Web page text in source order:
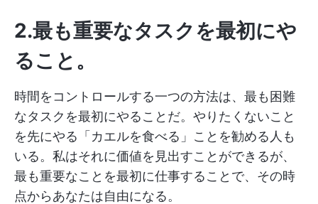
2.最も重要なタスクを最初にや
ること 。
時間をコントロールする一つの方法は、最も困難
なタスクを最初にやることだ。やりたくないこと
を先にやる「カエルを食べる」ことを勧める人も
いる。私はそれに価値を見出すことができるが、
最も重要なことを最初に仕事することで、その時
点からあなたは自由になる。